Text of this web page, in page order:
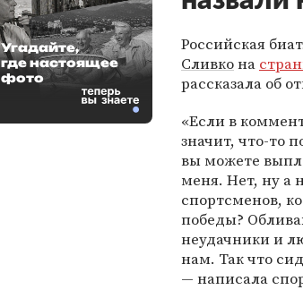
Российская
Сливкона
рассказала об
«Если в
значит, что-то
вы можете
меня. Нет, ну а
спортсменов,
победы?
неудачники и
нам. Так что
— написала
Угадайте,
где настоящее
фото